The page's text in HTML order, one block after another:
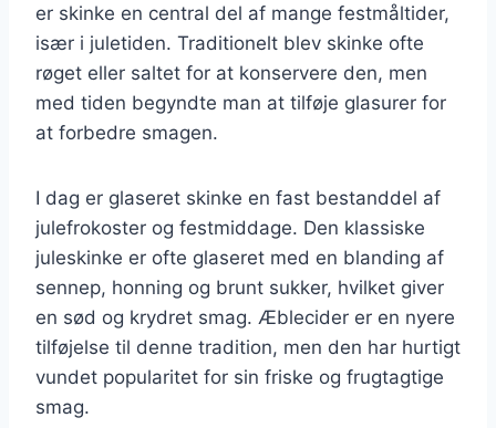
er skinke en central del af mange festmåltider,
især i juletiden. Traditionelt blev skinke ofte
røget eller saltet for at konservere den, men
med tiden begyndte man at tilføje glasurer for
at forbedre smagen.
I dag er glaseret skinke en fast bestanddel af
julefrokoster og festmiddage. Den klassiske
juleskinke er ofte glaseret med en blanding af
sennep, honning og brunt sukker, hvilket giver
en sød og krydret smag. Æblecider er en nyere
tilføjelse til denne tradition, men den har hurtigt
vundet popularitet for sin friske og frugtagtige
smag.